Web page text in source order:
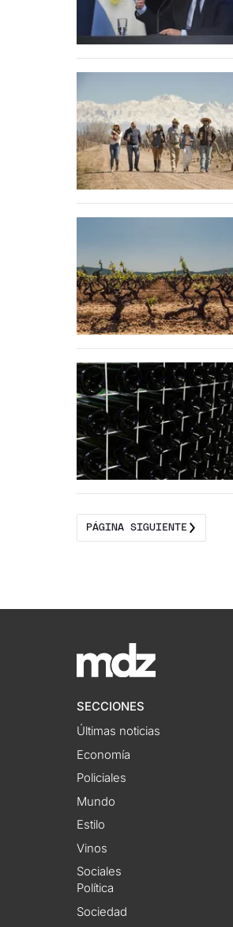
PÁGINA SIGUIENTE
SECCIONES
Últimas noticias
Economía
Policiales
Mundo
Estilo
Vinos
Sociales
Política
Sociedad